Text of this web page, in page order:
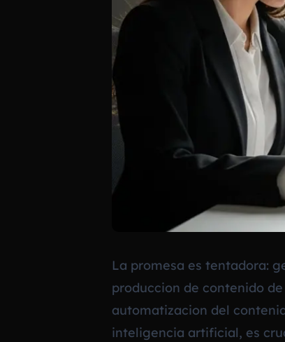
La promesa es tentadora:
produccion de contenido
automatizacion del
inteligencia artificial, es